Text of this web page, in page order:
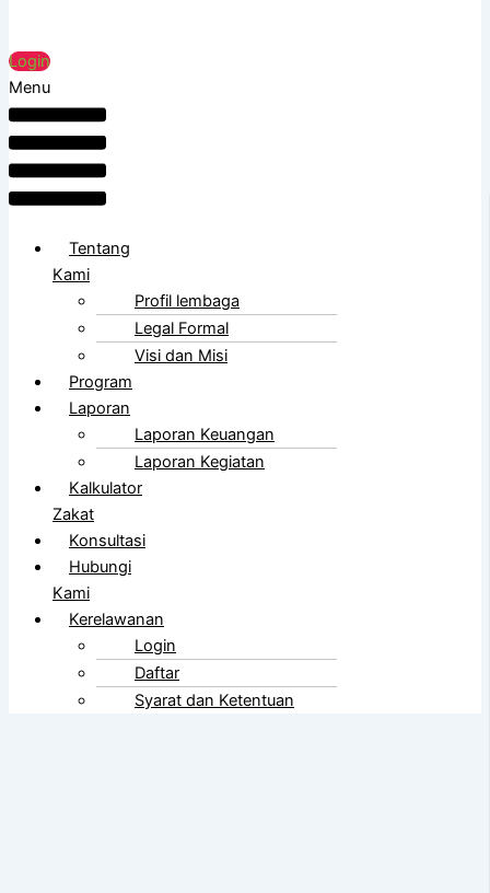
Login
Menu
Tentang
Kami
Profil lembaga
Legal Formal
Visi dan Misi
Program
Laporan
Laporan Keuangan
Laporan Kegiatan
Kalkulator
Zakat
Konsultasi
Hubungi
Kami
Kerelawanan
Login
Daftar
Syarat dan Ketentuan